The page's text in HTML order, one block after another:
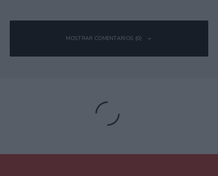
MOSTRAR COMENTARIOS (0)
Tu dirección de correo electrónico no será publicada.